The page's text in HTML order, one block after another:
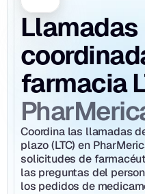
Llamadas
Coordina las llamadas
plazo (LTC) en
solicitudes de
las preguntas del
los pedidos de